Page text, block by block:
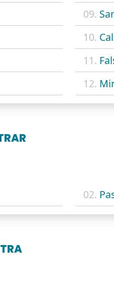
09.
10.
11.
12.
02.